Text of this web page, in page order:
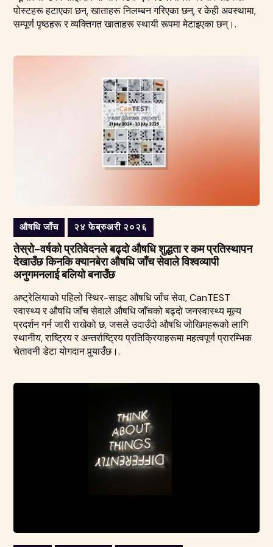
पोस्टहरू हटाएका छन्, खाताहरू निलम्बन गरिएका छन्, र केही अवस्थामा,
सम्पूर्ण पृष्ठहरू र व्यक्तिगत खाताहरू स्थायी रूपमा मेटाइएका छन्।.
औषधि जाँच २४ फेब्रुअरी २०२६
तेस्रो-वर्षको प्रतिवेदनले बढ्दो औषधि शुद्धता र कम प्रतिस्थापन
देखाउँछ किनकि क्यानबेरा औषधि जाँच सेवाले विश्वव्यापी
अनुगमनलाई बलियो बनाउँछ
अष्ट्रेलियाको पहिलो स्थिर-साइट औषधि जाँच सेवा, CanTEST
स्वास्थ्य र औषधि जाँच सेवाले औषधि जाँचको बढ्दो जनस्वास्थ्य मूल्य
प्रदर्शन गर्न जारी राखेको छ, जसले उदाउँदो औषधि जोखिमहरूको लागि
स्थानीय, राष्ट्रिय र अन्तर्राष्ट्रिय प्रतिक्रियाहरूमा महत्वपूर्ण प्रारम्भिक
चेतावनी डेटा योगदान पुर्‍याउँछ।.